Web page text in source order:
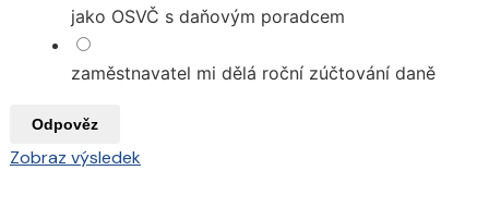
jako OSVČ s daňovým poradcem
zaměstnavatel mi dělá roční zúčtování daně
Odpověz
Zobraz výsledek